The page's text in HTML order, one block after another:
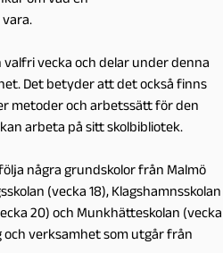
valfri vecka och delar under denna
Det betyder att det också finns
metoder och arbetssätt för den
arbeta på sitt skolbibliotek.
några grundskolor från Malmö
(vecka 18), Klagshamnsskolan
20) och Munkhätteskolan (vecka
och verksamhet som utgår från